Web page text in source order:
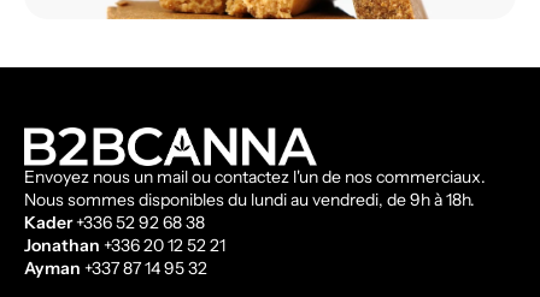
Envoyez nous un mail ou contactez l'un de nos commerciaux.
Nous sommes disponibles du lundi au vendredi, de 9h à 18h.
Kader+336 52 92 68 38
Jonathan +336 20 12 52 21
Ayman +337 87 14 95 32